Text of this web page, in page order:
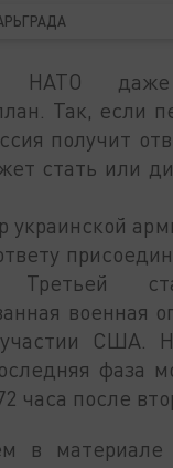
НАТО даже
Так, если
получит
стать или
украинской
Третьей
военная
США.
фаза
часа после
в материале